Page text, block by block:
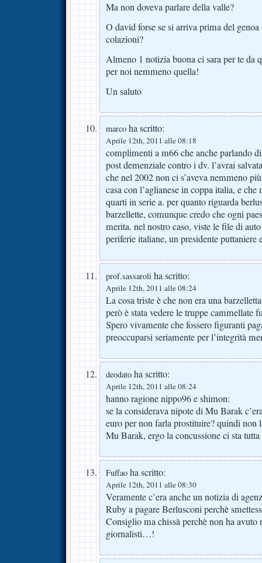
Ma non doveva parlare della valle?
O david forse se si arriva prima del
colazioni?
Almeno 1 notizia buona ci sara per te da
per noi nemmeno quella!
Un saluto
marco ha scritto:
Aprile 12th, 2011 alle 08:18
complimenti a m66 che anche parlando
post demenziale contro i dv. l’avrai
che nel 2002 non ci s’aveva nemmeno
casa con l’aglianese in coppa italia, e
quarti in serie a. per quanto riguarda
barzellette, comunque credo che ogni
merita. nel nostro caso, viste le file di
periferie italiane, un presidente puttaniere
prof.sassaroli ha scritto:
Aprile 12th, 2011 alle 08:24
La cosa triste è che non era una
però è stata vedere le truppe cammellate
Spero vivamente che fossero figuranti
preoccuparsi seriamente per l’integrità
deodato ha scritto:
Aprile 12th, 2011 alle 08:24
hanno ragione nippo96 e shimon:
se la considerava nipote di Mu Barak
euro per non farla prostituire? quindi non
Mu Barak, ergo la concussione ci sta
Fuffao ha scritto:
Aprile 12th, 2011 alle 08:30
Veramente c’era anche un notizia di
Ruby a pagare Berlusconi perchè
Consiglio ma chissà perchè non ha
giornalisti…!